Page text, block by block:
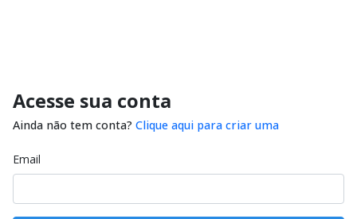
Acesse sua conta
Ainda não tem conta? Clique aqui para criar uma
Email